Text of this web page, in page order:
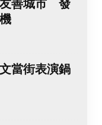
友善城市 發
當街表演鍋